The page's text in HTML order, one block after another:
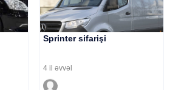
Sprinter sifarişi
4 il əvvəl